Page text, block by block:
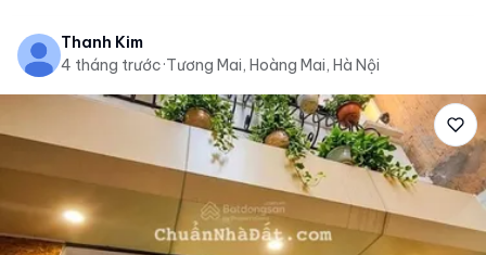
Thanh Kim
4 tháng trước·Tương Mai, Hoàng Mai, Hà Nội